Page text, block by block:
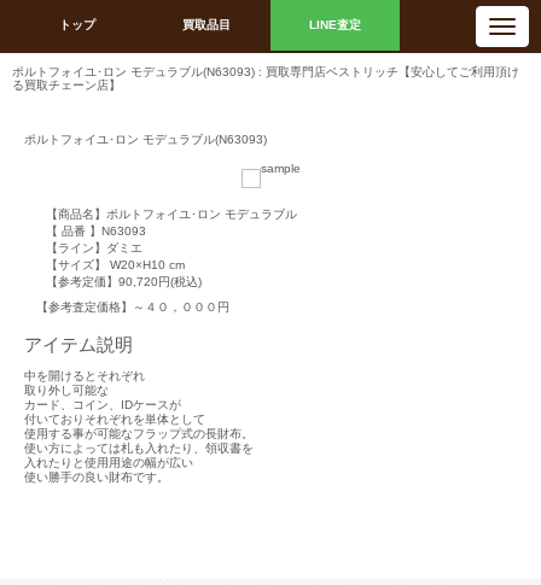
トップ 買取品目 LINE査定
N
a
v
i
g
ポルトフォイユ･ロン モデュラブル(N63093) : 買取専門店ベストリッチ【安心してご利用頂け
る買取チェーン店】
ポルトフォイユ･ロン モデュラブル(N63093)
【商品名】ポルトフォイユ･ロン モデュラブル
【 品番 】N63093
【ライン】ダミエ
【サイズ】 W20×H10 cm
【参考定価】90,720円(税込)
【参考査定価格】～４０，０００円
アイテム説明
中を開けるとそれぞれ
取り外し可能な
カード、コイン、IDケースが
付いておりそれぞれを単体として
使用する事が可能なフラップ式の長財布。
使い方によっては札も入れたり、領収書を
入れたりと使用用途の幅が広い
使い勝手の良い財布です。